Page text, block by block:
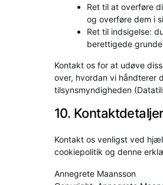
Ret til at overføre
og overføre dem i
Ret til indsigelse:
berettigede
Kontakt os for at udøve
over, hvordan vi håndterer
tilsynsmyndigheden
10. Kontaktdetaljer
Kontakt os venligst ved
cookiepolitik og denne
Annegrete Maansson